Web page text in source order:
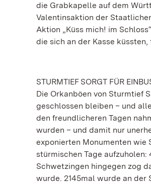
die Grabkapelle auf dem
Valentinsaktion der
Aktion „Küss mich! im
die sich an der Kasse
STURMTIEF SORGT FÜR
Die Orkanböen von Sturmtief
geschlossen bleiben – und
den freundlicheren Tagen
wurden – und damit nur
exponierten Monumenten wie
stürmischen Tage aufzuholen:
Schwetzingen hingegen zog
wurde. 2145mal wurde an der